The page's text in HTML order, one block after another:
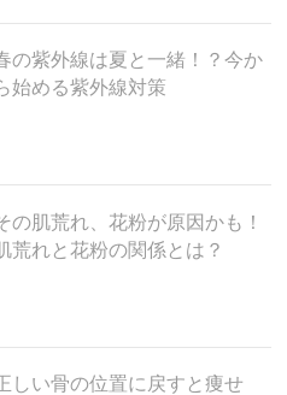
の紫外線は夏と一緒！？今か
始める紫外線対策
の肌荒れ、花粉が原因かも！
荒れと花粉の関係とは？
しい骨の位置に戻すと痩せ